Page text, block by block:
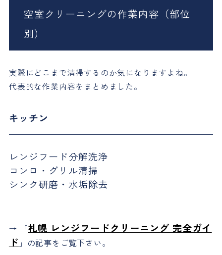
空室クリーニングの作業内容（部位
別）
実際にどこまで清掃するのか気になりますよね。
代表的な作業内容をまとめました。
キッチン
レンジフード分解洗浄
コンロ・グリル清掃
シンク研磨・水垢除去
→ 「札幌 レンジフードクリーニング 完全ガイ
ド 」の記事をご覧下さい。